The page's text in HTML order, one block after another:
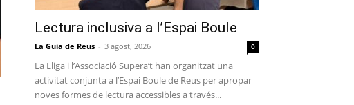
Lectura inclusiva a l’Espai Boule
La Guia de Reus - 3 agost, 2026 0
La Lliga i l’Associació Supera’t han organitzat una
activitat conjunta a l’Espai Boule de Reus per apropar
noves formes de lectura accessibles a través...